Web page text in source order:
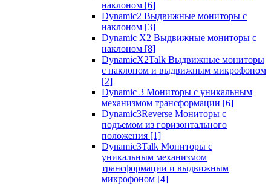
наклоном [6]
Dynamic2 Выдвижные мониторы с
наклоном [3]
Dynamic X2 Выдвижные мониторы с
наклоном [8]
DynamicX2Talk Выдвижные мониторы
с наклоном и выдвижным микрофоном
[2]
Dynamic 3 Мониторы с уникальным
механизмом трансформации [6]
Dynamic3Reverse Мониторы с
подъемом из горизонтального
положения [1]
Dynamic3Talk Мониторы с
уникальным механизмом
трансформации и выдвижным
микрофоном [4]